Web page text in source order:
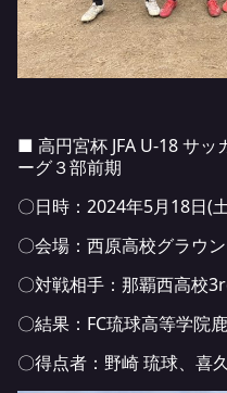
■ 高円宮杯 JFA U-18 サッ
ーグ３部前期
〇日時：2024年5月18日(
〇会場：西原高校グラウ
〇対戦相手：那覇西高校
〇結果：FC琉球高等学院
〇得点者：野崎 琉球、喜